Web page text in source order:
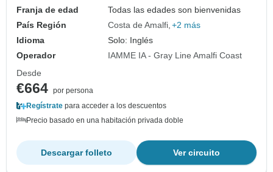
Franja de edad
Todas las edades son bienvenidas
País Región
Costa de Amalfi +2 más
Idioma
Solo: Inglés
Operador
IAMME IA - Gray Line Amalfi Coast
Desde
€664 por persona
Regístrate para acceder a los descuentos
Precio basado en una habitación privada doble
Ver circuito
Descargar folleto